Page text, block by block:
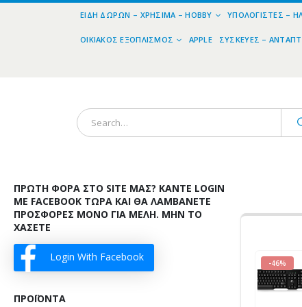
ΕΊΔΗ ΔΏΡΩΝ – ΧΡΉΣΙΜΑ – HOBBY ΥΠΟΛΟΓΙΣΤΈΣ –
ΟΙΚΙΑΚΌΣ ΕΞΟΠΛΙΣΜΌΣ APPLE ΣΥΣΚΕΥΈΣ –
-46%
ΠΡΏΤΗ ΦΟΡΆ ΣΤΟ SITE ΜΑΣ? ΚΆΝΤΕ LOGIN
ΜΕ FACEBOOK ΤΏΡΑ ΚΑΙ ΘΑ ΛΑΜΒΆΝΕΤΕ
ΠΡΟΣΦΟΡΈΣ ΜΌΝΟ ΓΙΑ ΜΈΛΗ. ΜΗΝ ΤΟ
ΧΆΣΕΤΕ
Login With Facebook
ΠΡΟΪΌΝΤΑ